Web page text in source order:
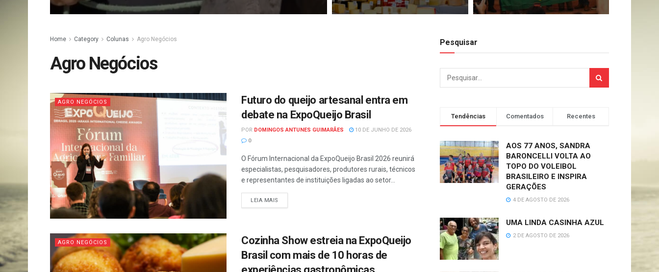
Home Category Colunas Agro Negócios
Agro Negócios
AGRO NEGÓCIOS
Futuro do queijo artesanal entra em
debate na ExpoQueijo Brasil
POR DOMINGOS ANTUNES GUIMARÃES
10 DE JUNHO DE 2026
0
O Fórum Internacional da ExpoQueijo Brasil 2026 reunirá
especialistas, pesquisadores, produtores rurais, técnicos
e representantes de instituições ligadas ao setor...
LEIA MAIS
AGRO NEGÓCIOS
Cozinha Show estreia na ExpoQueijo
Brasil com mais de 10 horas de
Pesquisar
Tendências Comentados Recentes
AOS 77 ANOS, SANDRA
BARONCELLI VOLTA AO
TOPO DO VOLEIBOL
BRASILEIRO E INSPIRA
GERAÇÕES
4 DE AGOSTO DE 2026
UMA LINDA CASINHA AZUL
2 DE AGOSTO DE 2026